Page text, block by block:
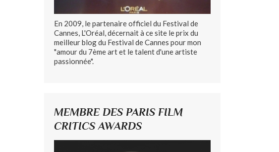
En 2009, le partenaire officiel du Festival de
Cannes, L'Oréal, décernait à ce site le prix du
meilleur blog du Festival de Cannes pour mon
"amour du 7ème art et le talent d'une artiste
passionnée".
MEMBRE DES PARIS FILM
CRITICS AWARDS